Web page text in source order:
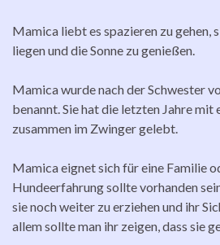
Mamica liebt es spazieren zu gehen,
liegen und die Sonne zu genießen.
Mamica wurde nach der Schwester
benannt. Sie hat die letzten Jahre mit
zusammen im Zwinger gelebt.
Mamica eignet sich für eine Familie
Hundeerfahrung sollte vorhanden
sie noch weiter zu erziehen und ihr
allem sollte man ihr zeigen, dass sie